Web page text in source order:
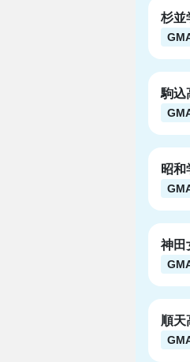
杉並
駒込
昭
神田
順天